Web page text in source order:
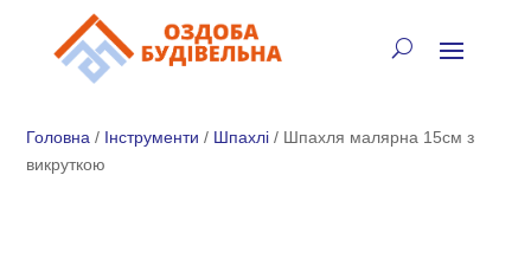
⚡
Головна / Інструменти / Шпахлі / Шпахля малярна 15см з
викруткою